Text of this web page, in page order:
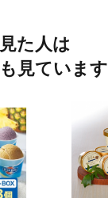
た人は
見ています